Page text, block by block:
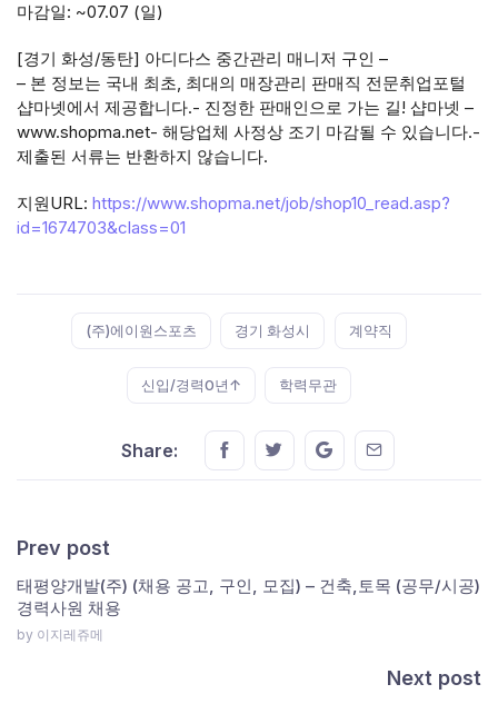
마감일: ~07.07 (일)
[경기 화성/동탄] 아디다스 중간관리 매니저 구인 –
– 본 정보는 국내 최초, 최대의 매장관리 판매직 전문취업포털
샵마넷에서 제공합니다.- 진정한 판매인으로 가는 길! 샵마넷 –
www.shopma.net- 해당업체 사정상 조기 마감될 수 있습니다.-
제출된 서류는 반환하지 않습니다.
지원URL: https://www.shopma.net/job/shop10_read.asp?
id=1674703&class=01
(주)에이원스포츠 경기 화성시 계약직
신입/경력0년↑ 학력무관
Share: Share this on FaceBook
Share this on Twitter
Share this on GMail
Share this on
Prev post
태평양개발(주) (채용 공고, 구인, 모집) – 건축,토목 (공무/시공)
경력사원 채용
by 이지레쥬메
Next post